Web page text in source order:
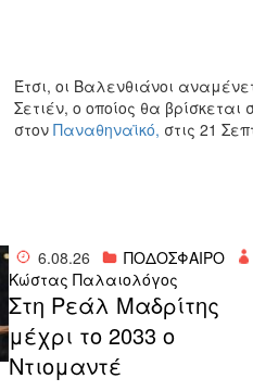
Έτσι, οι Βαλενθιάνοι
Σετιέν, ο οποίος θα βρίσκεται
στον Παναθηναϊκό, στις 21
6.08.26
ΠΟΔΟΣΦΑΙΡΟ
Κώστας Παλαιολόγος
Στη Ρεάλ Μαδρίτης
μέχρι το 2033 ο
Ντιομαντέ